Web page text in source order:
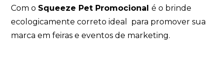
Com o Squeeze Pet Promocionalé o brinde
ecologicamente correto ideal para promover sua
marca em feiras e eventos de marketing.